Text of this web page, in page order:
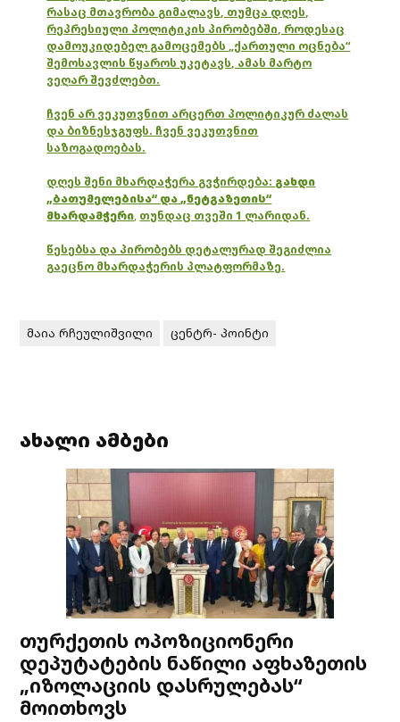
რასაც მთავრობა გიმალავს, თუმცა დღეს,
რეპრესიული პოლიტიკის პირობებში, როდესაც
დამოუკიდებელ გამოცემებს „ქართული ოცნება“
შემოსავლის წყაროს უკეტავს, ამას მარტო
ვეღარ შევძლებთ.
ჩვენ არ ვეკუთვნით არცერთ პოლიტიკურ ძალას
და ბიზნესჯგუფს. ჩვენ ვეკუთვნით
საზოგადოებას.
დღეს შენი მხარდაჭერა გვჭირდება: გახდი
„ბათუმელებისა“ და „ნეტგაზეთის“
მხარდამჭერი, თუნდაც თვეში 1 ლარიდან.
წესებსა და პირობებს დეტალურად შეგიძლია
გაეცნო მხარდაჭერის პლატფორმაზე.
მაია რჩეულიშვილი ცენტრ- პოინტი
ახალი ამბები
თურქეთის ოპოზიციონერი
დეპუტატების ნაწილი აფხაზეთის
„იზოლაციის დასრულებას“
მოითხოვს